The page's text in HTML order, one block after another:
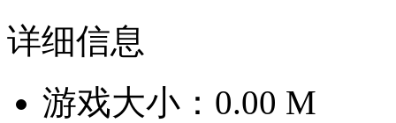
详细信息
游戏大小：0.00 M